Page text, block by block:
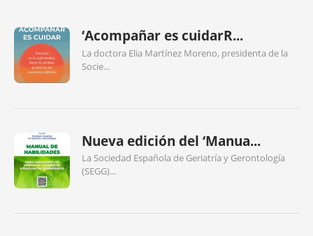
‘Acompañar es cuidarR...
La doctora Elia Martínez Moreno, presidenta de la
Socie...
Nueva edición del ‘Manua...
La Sociedad Española de Geriatría y Gerontología
(SEGG)...